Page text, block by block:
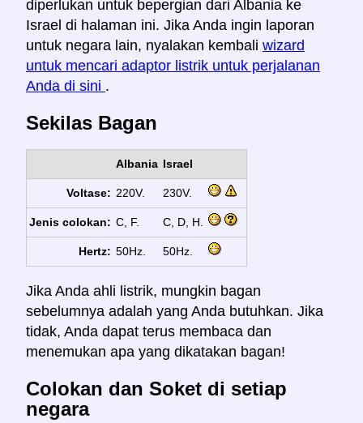
diperlukan untuk bepergian dari Albania ke
Israel di halaman ini. Jika Anda ingin laporan
untuk negara lain, nyalakan kembali wizard
untuk mencari adaptor listrik untuk perjalanan
Anda di sini .
Sekilas Bagan
Albania Israel
Voltase: 220V. 230V.
Jenis colokan: C, F. C, D, H.
Hertz: 50Hz. 50Hz.
Jika Anda ahli listrik, mungkin bagan
sebelumnya adalah yang Anda butuhkan. Jika
tidak, Anda dapat terus membaca dan
menemukan apa yang dikatakan bagan!
Colokan dan Soket di setiap
negara